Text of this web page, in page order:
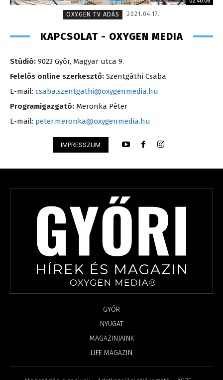
OXYGEN TV ADÁS
2021.04.17.
KAPCSOLAT - OXYGEN MEDIA
Stúdió: 9023 Győr, Magyar utca 9.
Felelős online szerkesztő: Szentgáthi Csaba
E-mail: csaba.szentgathi@oxygenmedia.hu
Programigazgató: Meronka Péter
E-mail: peter.meronka@oxygenmedia.hu
IMPRESSZUM
GYŐR
NYUGAT
MAGAZINJAINK
LIFE MAGAZIN